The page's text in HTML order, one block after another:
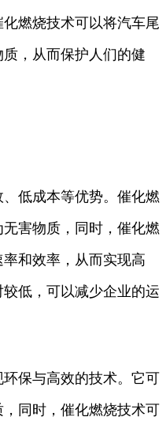
燃烧技术可以将汽车尾
，从而保护人们的健
低成本等优势。催化燃
害物质，同时，催化燃
和效率，从而实现高
低，可以减少企业的运
保与高效的技术。它可
同时，催化燃烧技术可